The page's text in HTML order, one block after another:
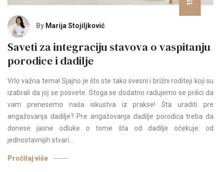
By Marija Stojiljković
Saveti za integraciju stavova o vaspitanju
porodice i dadilje
Vrlo važna tema! Sjajno je što ste tako svesni i brižni roditeji koji su
izabrali da joj se posvete. Stoga se dodatno radujemo se prilici da
vam prenesemo naša iskustva iz prakse! Šta uraditi pre
angažovanja dadilje? Pre angažovanja dadilje porodica treba da
donese jasne odluke o tome šta od dadilje očekuje: od
jednostavnijih stvari...
Pročitaj više